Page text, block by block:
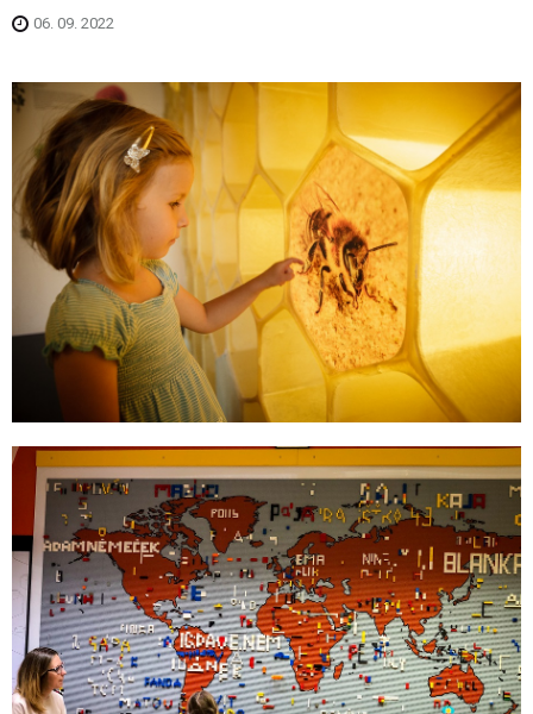
06. 09. 2022